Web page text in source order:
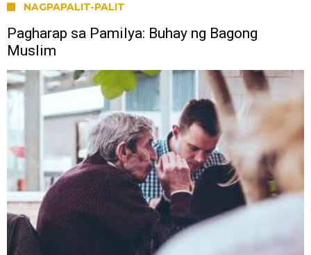
NAGPAPALIT-PALIT
Pagharap sa Pamilya: Buhay ng Bagong
Muslim